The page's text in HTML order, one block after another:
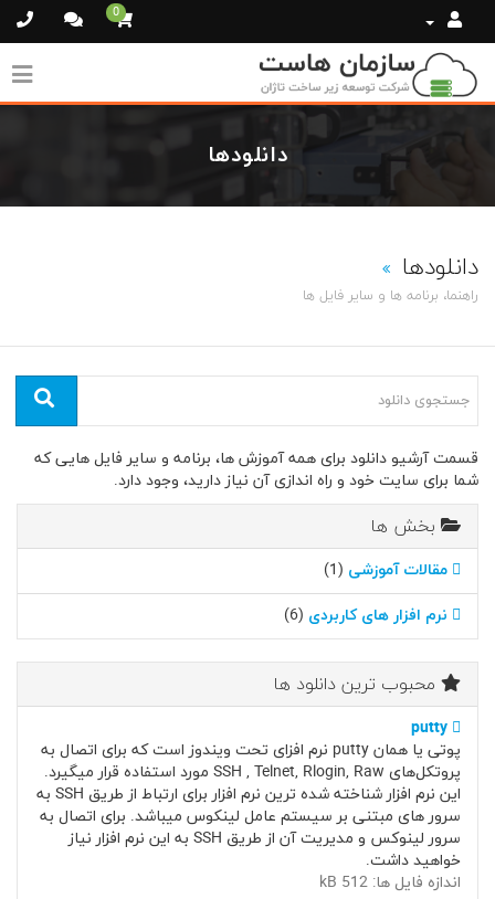
0
دانلودها
دانلودها
راهنما، برنامه ها و سایر فایل ها
قسمت آرشیو دانلود برای همه آموزش ها، برنامه و سایر فایل هایی که
شما برای سایت خود و راه اندازی آن نیاز دارید، ‌وجود دارد.
بخش ها
مقالات آموزشی (1)
نرم افزار های کاربردی (6)
محبوب ترین دانلود ها
putty
پوتی یا همان putty نرم افزای تحت ویندوز است که برای اتصال به
پروتکل‌های SSH , Telnet, Rlogin, Raw مورد استفاده قرار میگیرد.
این نرم افزار شناخته شده ترین نرم افزار برای ارتباط از طریق SSH به
سرور های مبتنی بر سیستم عامل لینکوس میباشد. برای اتصال به
سرور لینوکس و مدیریت آن از طریق SSH به این نرم افزار نیاز
خواهید داشت.
اندازه فایل ها: 512 kB